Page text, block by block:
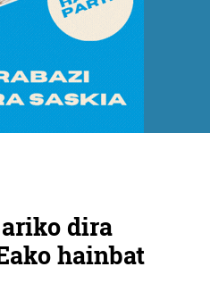
dira
hainbat